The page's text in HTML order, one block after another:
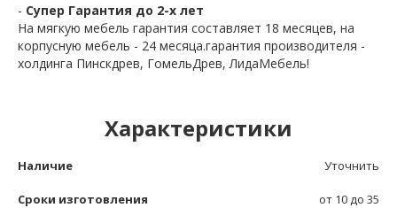
- Супер Гарантия до 2-х лет
На мягкую мебель гарантия составляет 18 месяцев, на
корпусную мебель - 24 месяца.гарантия производителя -
холдинга Пинскдрев, ГомельДрев, ЛидаМебель!
Характеристики
Наличие Уточнить
Сроки изготовления от 10 до 35